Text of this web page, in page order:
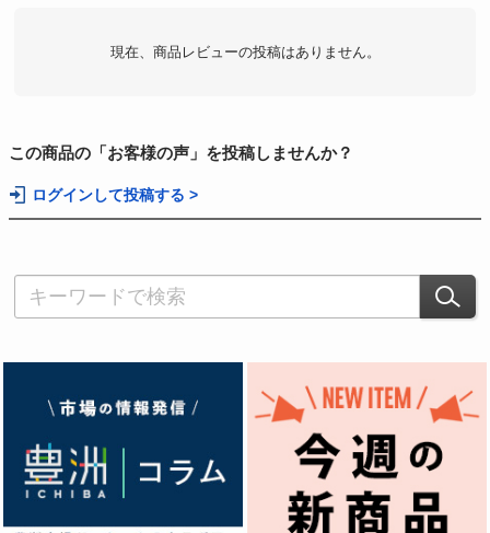
現在、商品レビューの投稿はありません。
この商品の「お客様の声」を投稿しませんか？
ログインして投稿する >